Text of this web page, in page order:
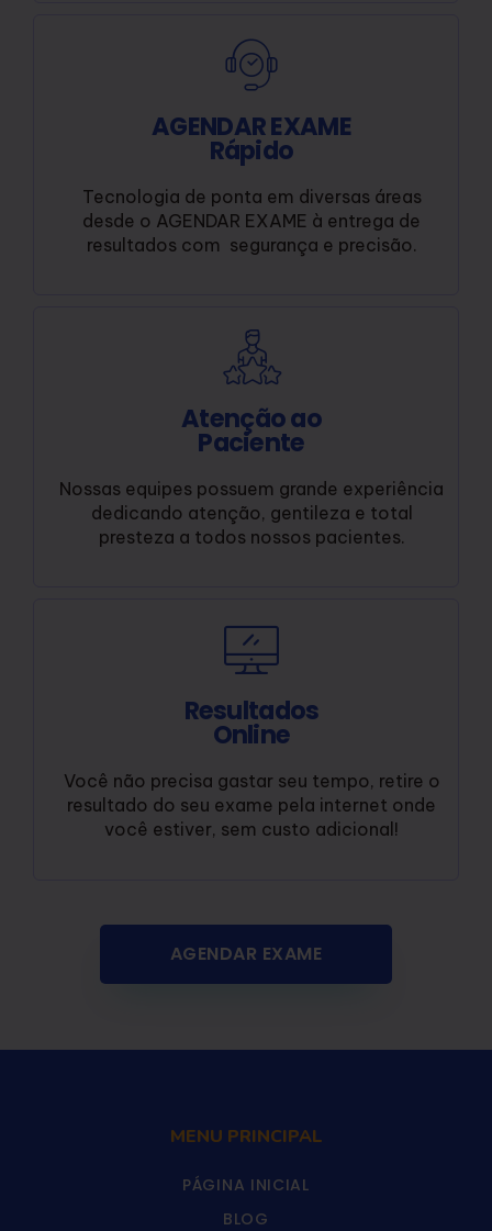
AGENDAR EXAME
Rápido
Tecnologia de ponta em diversas áreas
desde o AGENDAR EXAME à entrega de
resultados com segurança e precisão.
Atenção ao
Paciente
Nossas equipes possuem grande experiência
dedicando atenção, gentileza e total
presteza a todos nossos pacientes.
Resultados
Online
Você não precisa gastar seu tempo, retire o
resultado do seu exame pela internet onde
você estiver, sem custo adicional!
AGENDAR EXAME
MENU PRINCIPAL
PÁGINA INICIAL
BLOG